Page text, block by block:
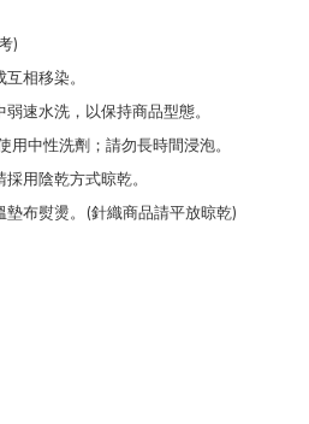
)
相移染。
速水洗，以保持商品型態。
用中性洗劑；請勿長時間浸泡。
用陰乾方式晾乾。
布熨燙。
(針織商品請平放晾乾)